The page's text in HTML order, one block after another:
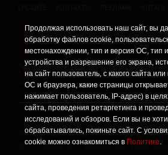
Продолжая использовать наш сайт, вы
обработку файлов cookie,
местонахождении, тип и версия ОС, тип
устройства и разрешение его экрана,
на сайт пользователь, с какого сайта
ОС и браузера, какие страницы
нажимает пользователь, IP-адрес) в
сайта, проведения ретаргетинга и
исследований и обзоров. Если вы не
обрабатывались, покиньте сайт. С
cookie можно ознакомиться в Политике.
! Политика конфиденциальности
! Информация о проведении СОУТ
Данный сайт не предназначен для
младше 16 лет.
Сетевое издание «Твой Бро»,
регистрации средства массовой
ФС77-86309 от 17 ноября 2023 года,